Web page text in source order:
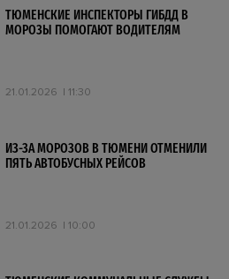
ТЮМЕНСКИЕ ИНСПЕКТОРЫ ГИБДД В
МОРОЗЫ ПОМОГАЮТ ВОДИТЕЛЯМ
21.01.2026 11:30
ИЗ-ЗА МОРОЗОВ В ТЮМЕНИ ОТМЕНИЛИ
ПЯТЬ АВТОБУСНЫХ РЕЙСОВ
21.01.2026 10:00